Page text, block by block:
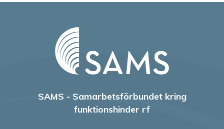
SAMS - Samarbetsförbundet kring
funktionshinder rf